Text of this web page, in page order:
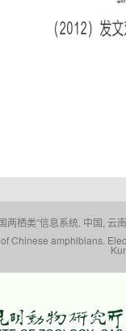
两栖类”信息系统. 中国,
Chinese amphibians.